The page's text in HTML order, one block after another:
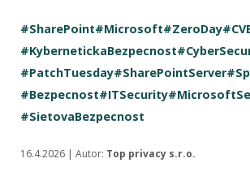
#SharePoint#Microsoft#ZeroDay
#KybernetickaBezpecnost
#PatchTuesday#SharePointServer
#Bezpecnost#ITSecurity
#SietovaBezpecnost
16.4.2026 | Autor: Top privacy s.r.o.